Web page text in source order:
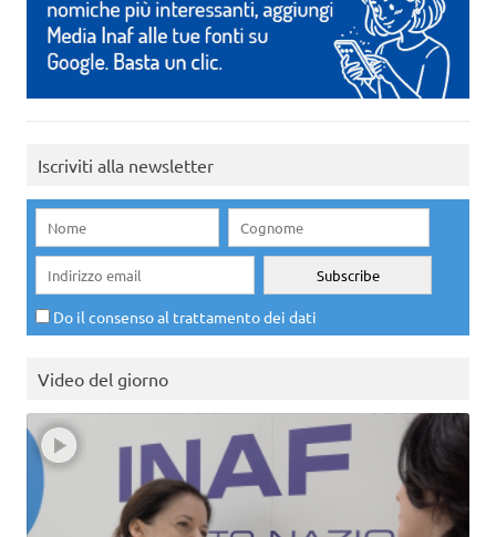
Iscriviti alla newsletter
Do il consenso al trattamento dei dati
Video del giorno